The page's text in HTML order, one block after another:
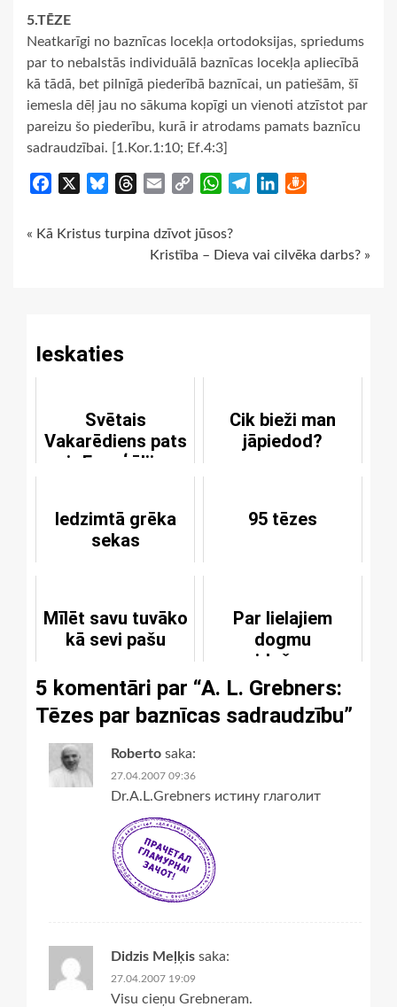
5.TĒZE
Neatkarīgi no baznīcas locekļa ortodoksijas, spriedums
par to nebalstās individuālā baznīcas locekļa apliecībā
kā tādā, bet pilnīgā piederībā baznīcai, un patiešām, šī
iemesla dēļ jau no sākuma kopīgi un vienoti atzīstot par
pareizu šo piederību, kurā ir atrodams pamats baznīcu
sadraudzībai. [1.Kor.1:10; Ef.4:3]
Facebook BlueskyThreads
Email
Copy
WhatsApp
TelegramLinkedIn
Continue
« Kā Kristus turpina dzīvot jūsos?
Kristība – Dieva vai cilvēka darbs? »
Ieskaties
Svētais
Vakarēdiens pats
ir Evaņģēlijs
Cik bieži man
jāpiedod?
Iedzimtā grēka
sekas
95 tēzes
Mīlēt savu tuvāko
kā sevi pašu
Par lielajiem
dogmu
veidošanas
laikmetiem
5 komentāri par “A. L. Grebners:
Tēzes par baznīcas sadraudzību”
Roberto saka:
27.04.2007 09:36
Dr.A.L.Grebners истину глаголит
Didzis Meļķis saka:
27.04.2007 19:09
Visu cieņu Grebneram.